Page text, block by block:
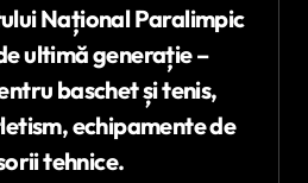
Național Paralimpic
ultimă generație–
baschet și tenis,
echipamente de
tehnice.